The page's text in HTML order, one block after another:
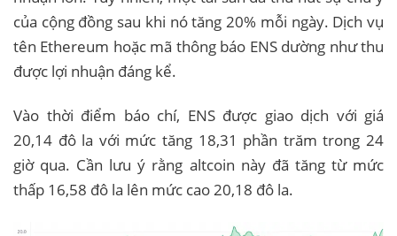
của cộng đồng sau khi nó tăng 20% ​​mỗi ngày. Dịch vụ
tên Ethereum hoặc mã thông báo ENS dường như thu
được lợi nhuận đáng kể.
Vào thời điểm báo chí, ENS được giao dịch với giá
20,14 đô la với mức tăng 18,31 phần trăm trong 24
giờ qua. Cần lưu ý rằng altcoin này đã tăng từ mức
thấp 16,58 đô la lên mức cao 20,18 đô la.